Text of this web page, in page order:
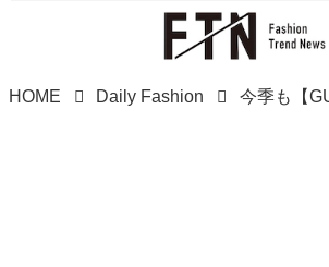
HOME Daily Fashion